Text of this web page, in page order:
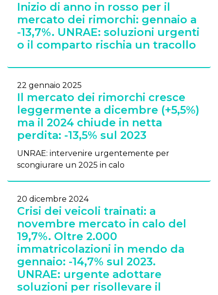
Inizio di anno in rosso per il
mercato dei rimorchi: gennaio a
-13,7%. UNRAE: soluzioni urgenti
o il comparto rischia un tracollo
22 gennaio 2025
Il mercato dei rimorchi cresce
leggermente a dicembre (+5,5%)
ma il 2024 chiude in netta
perdita: -13,5% sul 2023
UNRAE: intervenire urgentemente per
scongiurare un 2025 in calo
20 dicembre 2024
Crisi dei veicoli trainati: a
novembre mercato in calo del
19,7%. Oltre 2.000
immatricolazioni in mendo da
gennaio: -14,7% sul 2023.
UNRAE: urgente adottare
soluzioni per risollevare il